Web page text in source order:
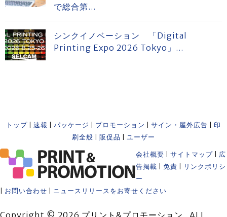
で総合第...
シンクイノベーション 「Digital
Printing Expo 2026 Tokyo」...
トップ 速報 パッケージ プロモーション サイン・屋外広告
印
刷全般
販促品 ユーザー
会社概要 サイトマップ
広
告掲載
免責
リンクポリシ
ー
お問い合わせ ニュースリリースをお寄せください
Copyright © 2026 プリント&プロモーション . ALL